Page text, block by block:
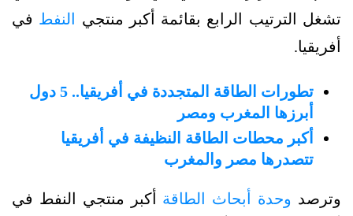
تشغل الترتيب الرابع بقائمة أكبر منتجي النفط في
أفريقيا.
تطورات الطاقة المتجددة في أفريقيا.. 5 دول
أبرزها المغرب ومصر
أكبر محطات الطاقة النظيفة في أفريقيا
تتصدرها مصر والمغرب
وترصد وحدة أبحاث الطاقة أكبر منتجي النفط في